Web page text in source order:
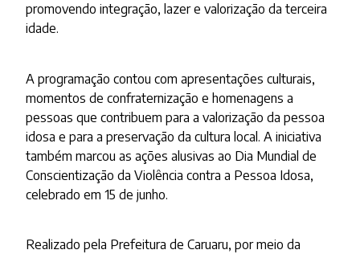
promovendo integração, lazer e valorização da terceira
idade.
A programação contou com apresentações culturais,
momentos de confraternização e homenagens a
pessoas que contribuem para a valorização da pessoa
idosa e para a preservação da cultura local. A iniciativa
também marcou as ações alusivas ao Dia Mundial de
Conscientização da Violência contra a Pessoa Idosa,
celebrado em 15 de junho.
Realizado pela Prefeitura de Caruaru, por meio da